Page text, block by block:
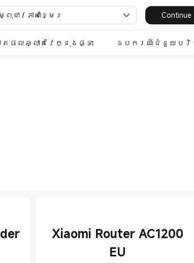
ពុជា / ភាសាខ្មែរ Continue
ផលឆ្លាតវៃក្នុងផ្ទះ ឧបករណ៍ជំនួយប
Xiaomi Router AC1200
EU